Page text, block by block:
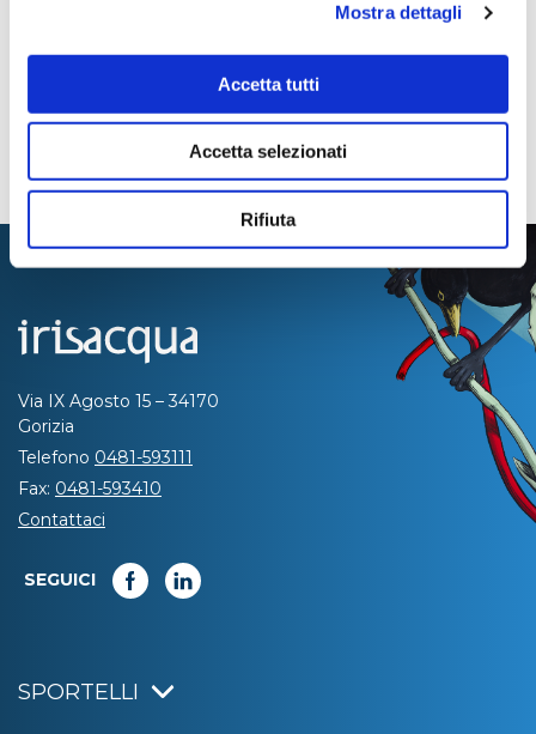
Mostra dettagli
Accetta tutti
Accetta selezionati
Rifiuta
Via IX Agosto 15 – 34170
Gorizia
Telefono 0481-593111
Fax: 0481-593410
Contattaci
SEGUICI
SPORTELLI